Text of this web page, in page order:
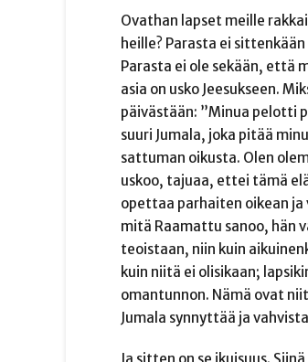
Ovathan lapset meille
heille? Parasta ei
Parasta ei ole sekään, että
asia on usko Jeesukseen.
päivästään: ”Minua pelotti
suuri Jumala, joka pitää
sattuman oikusta. Olen
uskoo, tajuaa, ettei tämä
opettaa parhaiten oikean ja
mitä Raamattu sanoo, hän
teoistaan, niin kuin
kuin niitä ei olisikaan;
omantunnon. Nämä ovat
Jumala synnyttää ja